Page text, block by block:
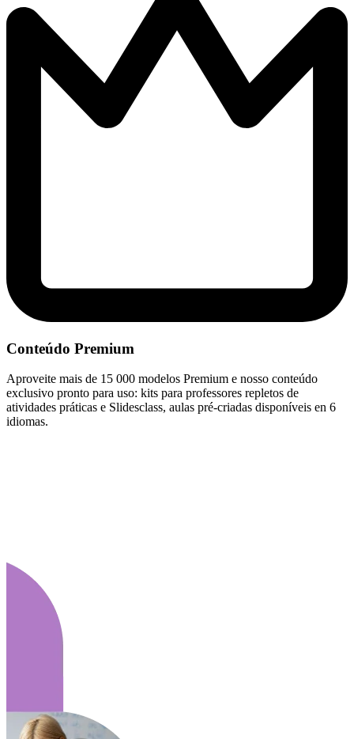
Conteúdo Premium
Aproveite mais de 15 000 modelos Premium e nosso conteúdo
exclusivo pronto para uso: kits para professores repletos de
atividades práticas e Slidesclass, aulas pré-criadas disponíveis en 6
idiomas.